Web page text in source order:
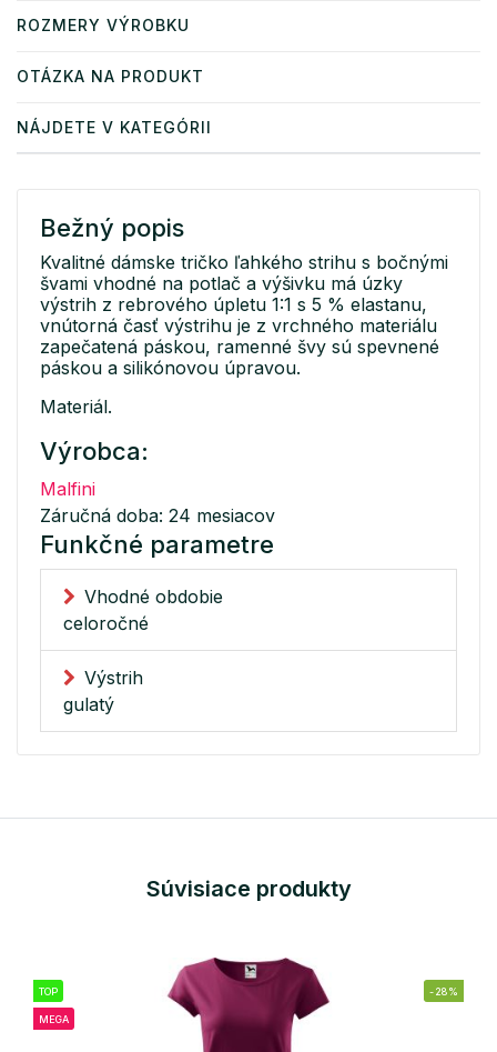
ROZMERY VÝROBKU
OTÁZKA NA PRODUKT
NÁJDETE V KATEGÓRII
Bežný popis
Kvalitné dámske tričko ľahkého strihu s bočnými
švami vhodné na potlač a výšivku má úzky
výstrih z rebrového úpletu 1:1 s 5 % elastanu,
vnútorná časť výstrihu je z vrchného materiálu
zapečatená páskou, ramenné švy sú spevnené
páskou a silikónovou úpravou.
Materiál.
Výrobca:
Malfini
Záručná doba: 24 mesiacov
Funkčné parametre
Vhodné obdobie
celoročné
Výstrih
gulatý
Súvisiace produkty
TOP
MEGA
-28%